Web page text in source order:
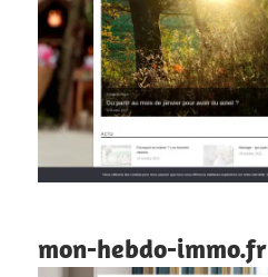
mon-hebdo-immo.fr